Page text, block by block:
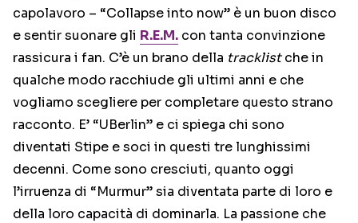
capolavoro – “Collapse into now” è un buon disco
e sentir suonare gli R.E.M. con tanta convinzione
rassicura i fan. C’è un brano della tracklistche in
qualche modo racchiude gli ultimi anni e che
vogliamo scegliere per completare questo strano
racconto. E’ “UBerlin” e ci spiega chi sono
diventati Stipe e soci in questi tre lunghissimi
decenni. Come sono cresciuti, quanto oggi
l’irruenza di “Murmur” sia diventata parte di loro e
della loro capacità di dominarla. La passione che